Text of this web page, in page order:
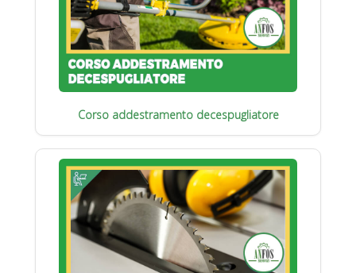
Corso addestramento decespugliatore